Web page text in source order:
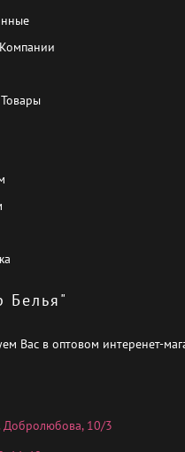
Вас в оптовом интеренет-
Добролюбова, 10/3